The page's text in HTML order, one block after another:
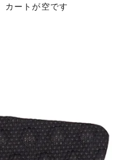
カートが空です